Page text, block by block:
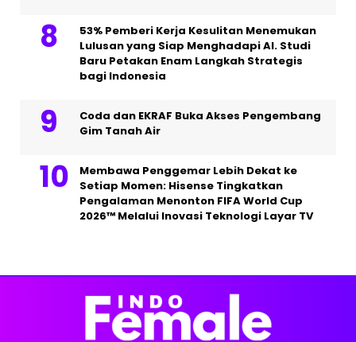
53% Pemberi Kerja Kesulitan Menemukan
Lulusan yang Siap Menghadapi AI. Studi
Baru Petakan Enam Langkah Strategis
bagi Indonesia
Coda dan EKRAF Buka Akses Pengembang
Gim Tanah Air
Membawa Penggemar Lebih Dekat ke
Setiap Momen: Hisense Tingkatkan
Pengalaman Menonton FIFA World Cup
2026™ Melalui Inovasi Teknologi Layar TV